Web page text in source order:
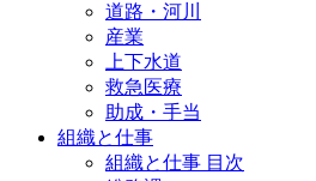
道路・河川
産業
上下水道
救急医療
助成・手当
組織と仕事
組織と仕事 目次